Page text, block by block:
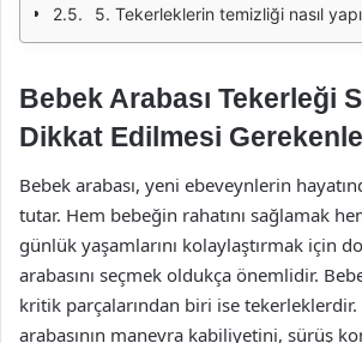
5. Tekerleklerin temizliği nasıl
Bebek Arabası Tekerleği
Dikkat Edilmesi
Bebek arabası, yeni ebeveynlerin
tutar. Hem bebeğin rahatını sağlamak
günlük yaşamlarını kolaylaştırmak için
arabasını seçmek oldukça önemlidir.
kritik parçalarından biri ise tekerleklerdir.
arabasının manevra kabiliyetini, sürüş